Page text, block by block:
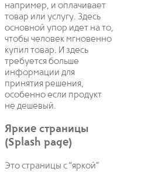
например, и оплачивает
товар или услугу. Здесь
основной упор идет на то,
чтобы человек мгновенно
купил товар. И здесь
требуется больше
информации для
принятия решения,
особенно если продукт
не дешевый.
Яркие страницы
(Splash page)
Это страницы с “яркой”